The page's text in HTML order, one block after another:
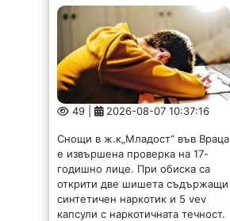
49 | 2026-08-07 10:37:16
Снощи в ж.к„Младост“ във Враца
е извършена проверка на 17-
годишно лице. При обиска са
открити две шишета съдържащи
синтетичен наркотик и 5 vev
капсули с наркотичната течност.